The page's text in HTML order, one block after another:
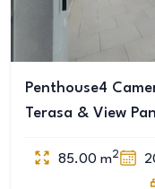
Penthouse4
Terasa & View
85.00 m2